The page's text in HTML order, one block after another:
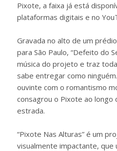
Pixote, a faixa já está
plataformas digitais e no
Gravada no alto de um
para São Paulo, “Defeito do
música do projeto e traz
sabe entregar como
ouvinte com o romantismo
consagrou o Pixote ao longo
estrada.
“Pixote Nas Alturas” é um
visualmente impactante, que